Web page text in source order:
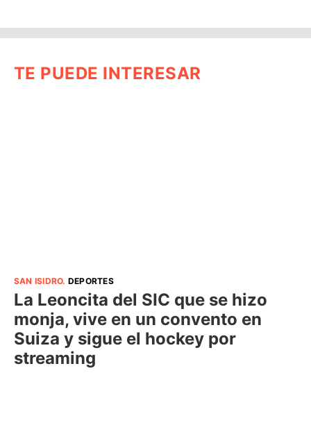
TE PUEDE INTERESAR
SAN ISIDRO. DEPORTES
La Leoncita del SIC que se hizo
monja, vive en un convento en
Suiza y sigue el hockey por
streaming